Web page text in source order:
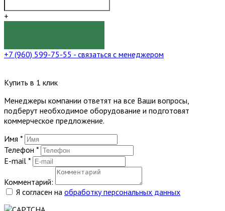
+
+7 (960) 599-75-55 - связаться с менеджером
Купить в 1 клик
Менеджеры компании ответят на все Ваши вопросы,
подберут необходимое оборудование и подготовят
коммерческое предложение.
Имя *
Телефон *
E-mail *
Комментарий:
Я согласен на обработку персональных данных